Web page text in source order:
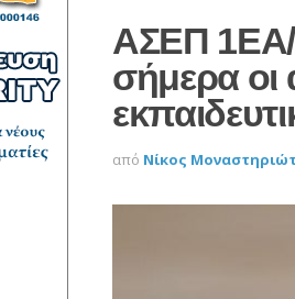
ΑΣΕΠ 1ΕΑ/
σήμερα οι
από Νίκος